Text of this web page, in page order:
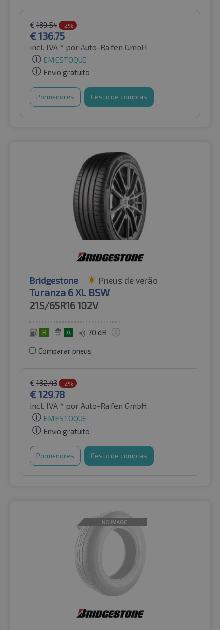
€ 139.54 -2%
€136.75
incl. IVA * por Auto-Raifen GmbH
EM ESTOQUE
Envio gratuito
Pormenores Cesto de compras
Bridgestone Pneus de verão
Turanza 6 XL BSW
215/65R16102V
B A 70 dB
Comparar pneus
€ 132.43 -2%
€129.78
incl. IVA * por Auto-Raifen GmbH
EM ESTOQUE
Envio gratuito
Pormenores Cesto de compras